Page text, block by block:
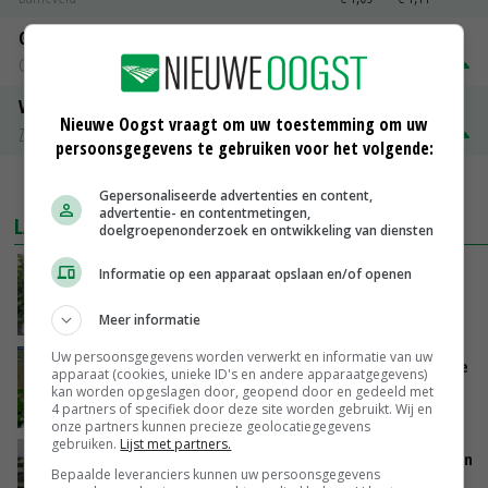
Gerst
Groningen
€ 197,00
Volle melkpoeder
Zuivel NL
€ 345,00 € 20,00
MEER MARKTPRIJZEN
LAATSTE NIEUWS
Schaalvergroting zet door in Nederlandse
VANDAAG, 14:07
Zeer lage Rijnaanvoer komt bovenop droogste
juli ooit
VANDAAG, 13:55
Brittany Ferries stopt met veetransport tussen
Ierland en Frankrijk
Nieuwe Oogst vraagt om uw toestemming om uw
persoonsgegevens te gebruiken voor het volgende:
Gepersonaliseerde advertenties en content,
advertentie- en contentmetingen,
doelgroepenonderzoek en ontwikkeling van diensten
Informatie op een apparaat opslaan en/of openen
Meer informatie
Uw persoonsgegevens worden verwerkt en informatie van uw
apparaat (cookies, unieke ID's en andere apparaatgegevens)
kan worden opgeslagen door, geopend door en gedeeld met
4 partners of specifiek door deze site worden gebruikt. Wij en
onze partners kunnen precieze geolocatiegegevens
gebruiken. Lijst met partners.
Bepaalde leveranciers kunnen uw persoonsgegevens